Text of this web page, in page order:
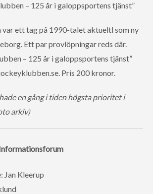
– 125 år i galoppsportens tjänst”
var ett tag på 1990-talet aktueltl som ny
Ett par provlöpningar reds där.
– 125 år i galoppsportens tjänst”
Pris 200 kronor.
en gång i tiden högsta prioritet i
arkiv)
Jan Kleerup